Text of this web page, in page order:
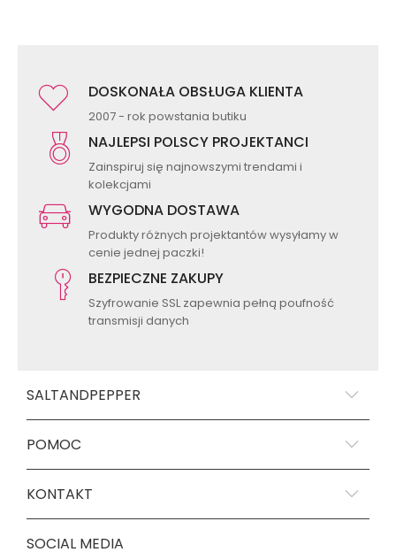
DOSKONAŁA OBSŁUGA KLIENTA
2007 - rok powstania butiku
NAJLEPSI POLSCY PROJEKTANCI
Zainspiruj się najnowszymi trendami i
kolekcjami
WYGODNA DOSTAWA
Produkty różnych projektantów wysyłamy w
cenie jednej paczki!
BEZPIECZNE ZAKUPY
Szyfrowanie SSL zapewnia pełną poufność
transmisji danych
SALTANDPEPPER
POMOC
KONTAKT
SOCIAL MEDIA